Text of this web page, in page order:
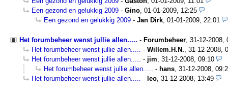
Een gezond en gelukkig 2009 - Gino, 01-01-2009, 12:25
Een gezond en gelukkig 2009 - Jan Dirk, 01-01-2009, 22:01
Het forumbeheer wenst jullie allen..... - Forumbeheer 31-12-2008,
Het forumbeheer wenst jullie allen.....
- Willem.H.N. 31-12-2008,
Het forumbeheer wenst jullie allen.....
- jim 31-12-2008, 09:10
Het forumbeheer wenst jullie allen.....
- hans 31-12-2008,
Het forumbeheer wenst jullie allen.....
- leo 31-12-2008, 13:49